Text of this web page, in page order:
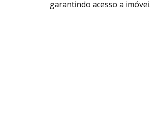
garantindo acesso a